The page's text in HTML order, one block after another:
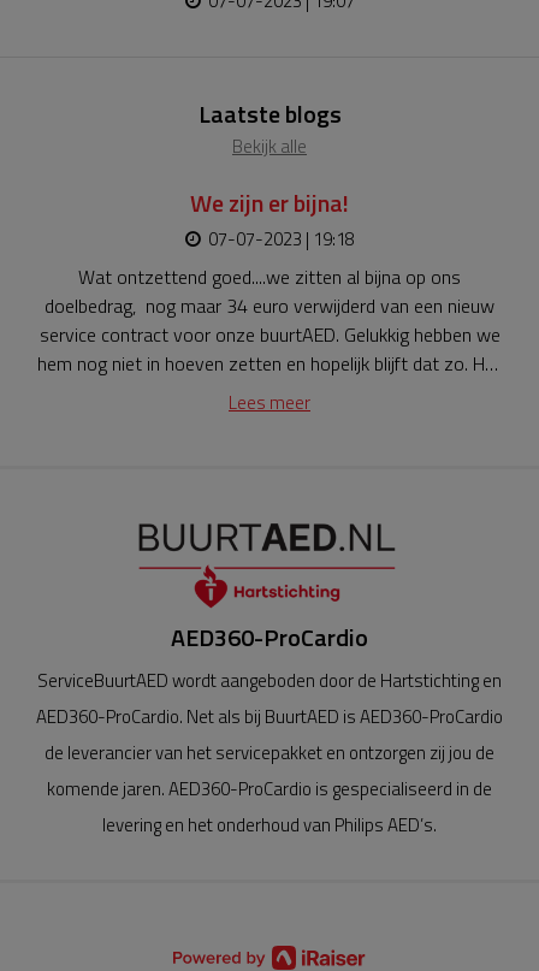
Laatste blogs
Bekijk alle
We zijn er bijna!
07-07-2023 | 19:18
Wat ontzettend goed....we zitten al bijna op ons
doelbedrag, nog maar 34 euro verwijderd van een nieuw
service contract voor onze buurtAED. Gelukkig hebben we
hem nog niet in hoeven zetten en hopelijk blijft dat zo. Het
huidige contract verloopt in december, wanneer we het
bedrag bij elkaar hebben zijn we er zeker van dat we, nadat
Lees meer
AED360-ProCardio
ServiceBuurtAED wordt aangeboden door de Hartstichting en
AED360-ProCardio. Net als bij BuurtAED is AED360-ProCardio
de leverancier van het servicepakket en ontzorgen zij jou de
komende jaren. AED360-ProCardio is gespecialiseerd in de
levering en het onderhoud van Philips AED’s.